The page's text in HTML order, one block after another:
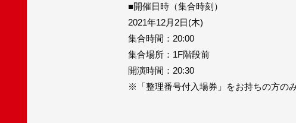
■開催日時（集合時刻）
2021年12月2日(木)
集合時間：20:00
集合場所：1F階段前
開演時間：20:30
※「整理番号付入場券」をお持ちの方の